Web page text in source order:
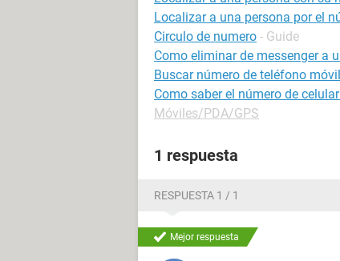
Localizar a una persona por el
Circulo de numero - Guide
Como eliminar de messenger a
Buscar número de teléfono
Como saber el número de
Móviles/PDA/GPS
1 respuesta
RESPUESTA 1 / 1
Mejor respuesta